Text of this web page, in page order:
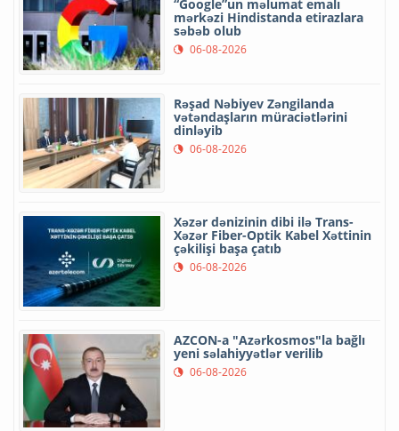
“Google”un məlumat emalı
mərkəzi Hindistanda etirazlara
səbəb olub
06-08-2026
Rəşad Nəbiyev Zəngilanda
vətəndaşların müraciətlərini
dinləyib
06-08-2026
Xəzər dənizinin dibi ilə Trans-
Xəzər Fiber-Optik Kabel Xəttinin
çəkilişi başa çatıb
06-08-2026
AZCON-a "Azərkosmos"la bağlı
yeni səlahiyyətlər verilib
06-08-2026